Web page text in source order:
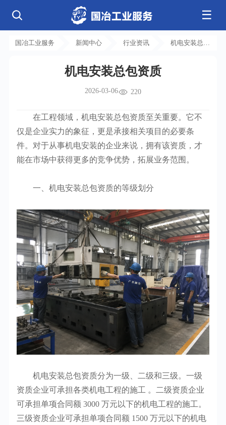
☰
公司简介
发展历程
核心业务
电气工程
钢结构工程
弱电工程
消防工程
基控电箱
工程案例
人工智能 • 机器人
量子 • 脑机
其它
工程技巧
机电知识
安装教程
工业百科
工业问答
国冶工业服务 新闻中心 行业资讯
机电安装总包
机电安装总包资质
2026-03-06 220
在工程领域，机电安装总包资质至关重要。它不
仅是企业实力的象征，更是承接相关项目的必要条
件。对于从事机电安装的企业来说，拥有该资质，才
能在市场中获得更多的竞争优势，拓展业务范围。
一、机电安装总包资质的等级划分
机电安装总包资质分为一级、二级和三级。一级
资质企业可承担各类机电工程的施工 。二级资质企业
可承担单项合同额 3000 万元以下的机电工程的施工。
三级资质企业可承担单项合同额 1500 万元以下的机电